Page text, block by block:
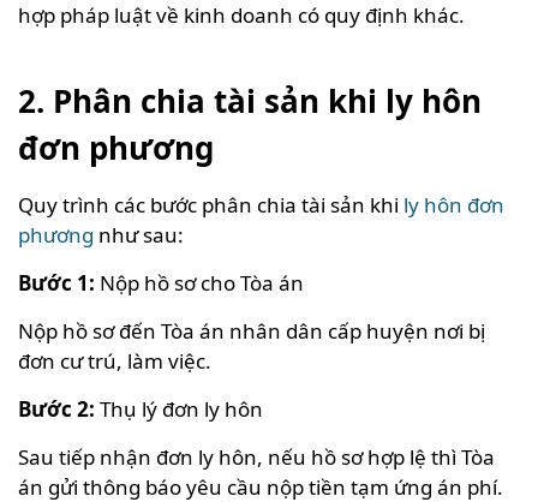
hợp pháp luật về kinh doanh có quy định khác.
2. Phân chia tài sản khi ly hôn
đơn phương
Quy trình các bước phân chia tài sản khi ly hôn đơn
phương như sau:
Bước 1: Nộp hồ sơ cho Tòa án
Nộp hồ sơ đến Tòa án nhân dân cấp huyện nơi bị
đơn cư trú, làm việc.
Bước 2: Thụ lý đơn ly hôn
Sau tiếp nhận đơn ly hôn, nếu hồ sơ hợp lệ thì Tòa
án gửi thông báo yêu cầu nộp tiền tạm ứng án phí.